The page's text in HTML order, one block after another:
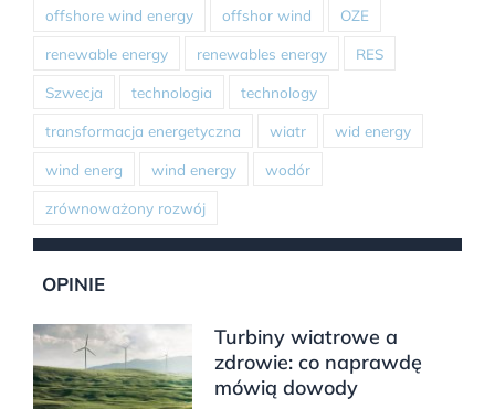
offshore wind energy offshor wind OZE
renewable energy renewables energy RES
Szwecja technologia technology
transformacja energetyczna wiatr wid energy
wind energ wind energy wodór
zrównoważony rozwój
OPINIE
Turbiny wiatrowe a
zdrowie: co naprawdę
mówią dowody